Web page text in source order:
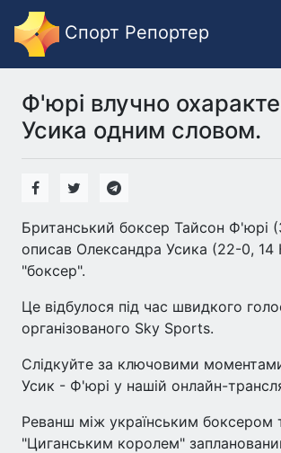
Спорт Репортер
Ф'юрі влучно
Усика одним словом.
Британський боксер Тайсон Ф'юрі
описав Олександра Усика (22-0,
"боксер".
Це відбулося під час швидкого
організованого Sky Sports.
Слідкуйте за ключовими
Усик - Ф'юрі у нашій онлайн-
Реванш між українським боксером
"Циганським королем"